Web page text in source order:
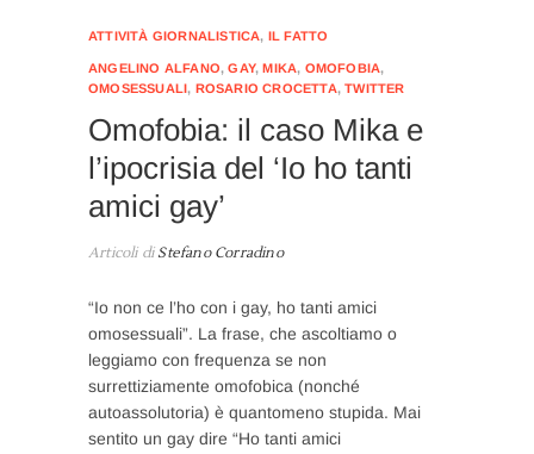
ATTIVITÀ GIORNALISTICA, IL FATTO
ANGELINO ALFANO,GAY,MIKA, OMOFOBIA,
OMOSESSUALI, ROSARIO CROCETTA,TWITTER
Omofobia: il caso Mika e
l’ipocrisia del ‘Io ho tanti
amici gay’
Articoli diStefano Corradino
“Io non ce l’ho con i gay, ho tanti amici
omosessuali”. La frase, che ascoltiamo o
leggiamo con frequenza se non
surrettiziamente omofobica (nonché
autoassolutoria) è quantomeno stupida. Mai
sentito un gay dire “Ho tanti amici